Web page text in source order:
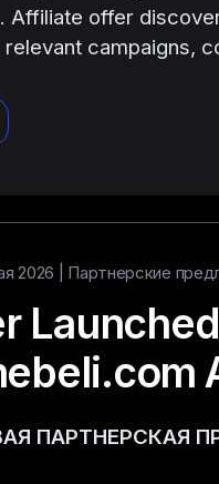
Affiliate offer
campaigns,
2026 | Партнерские
ПАРТНЕРСКАЯ